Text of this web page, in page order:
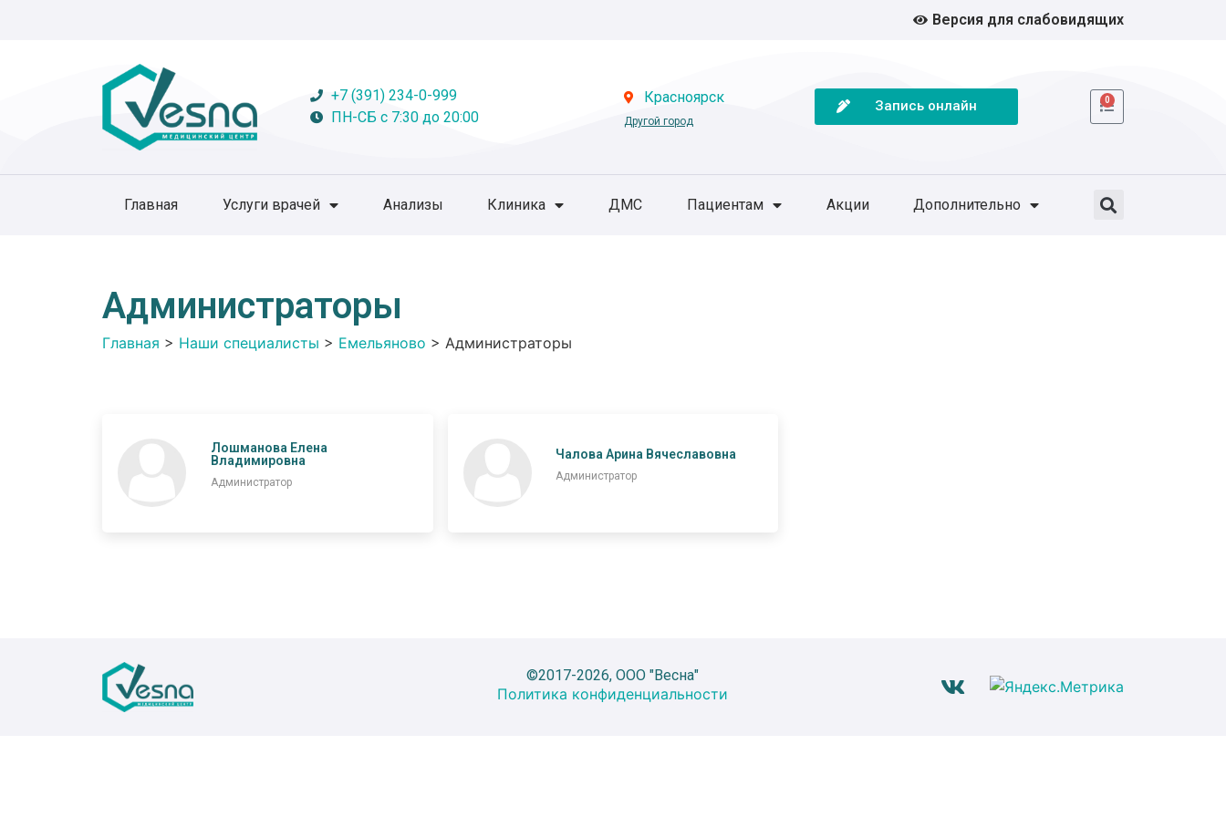
Версия для слабовидящих
+7 (391) 234-0-999
ПН-СБ с 7:30 до 20:00
Красноярск
Другой город
Запись онлайн 0
Главная Услуги врачей Анализы Клиника ДМС Пациентам Акции Дополнительно
Администраторы
Главная > Наши специалисты > Емельяново > Администраторы
Лошманова Елена
Владимировна
Администратор
Чалова Арина Вячеславовна
Администратор
©2017-2026, ООО "Весна"
Политика конфиденциальности